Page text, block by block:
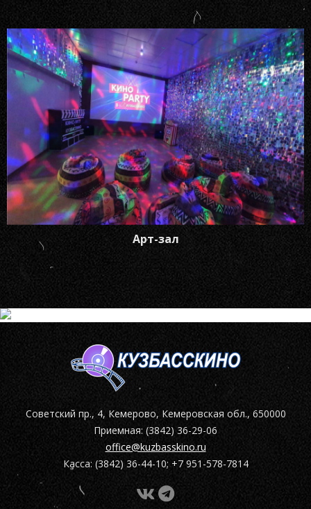
Арт-зал
Советский пр., 4, Кемерово, Кемеровская обл., 650000
Приемная: (3842) 36-29-06
office@kuzbasskino.ru
Касса: (3842) 36-44-10; +7 951-578-7814